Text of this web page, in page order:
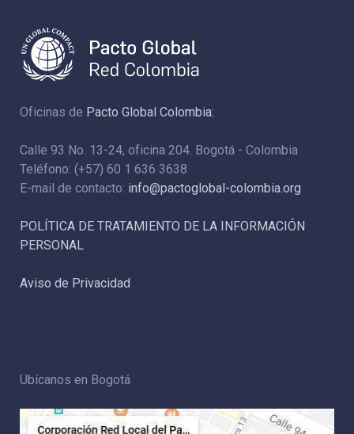
Oficinas de Pacto Global Colombia:
Calle 93 No. 13-24, oficina 204. Bogotá - Colombia
Teléfono: (+57) 60 1 636 3638
E-mail de contacto: info@pactoglobal-colombia.org
POLÍTICA DE TRATAMIENTO DE LA INFORMACIÓN
PERSONAL
Aviso de Privacidad
Ubícanos en Bogotá